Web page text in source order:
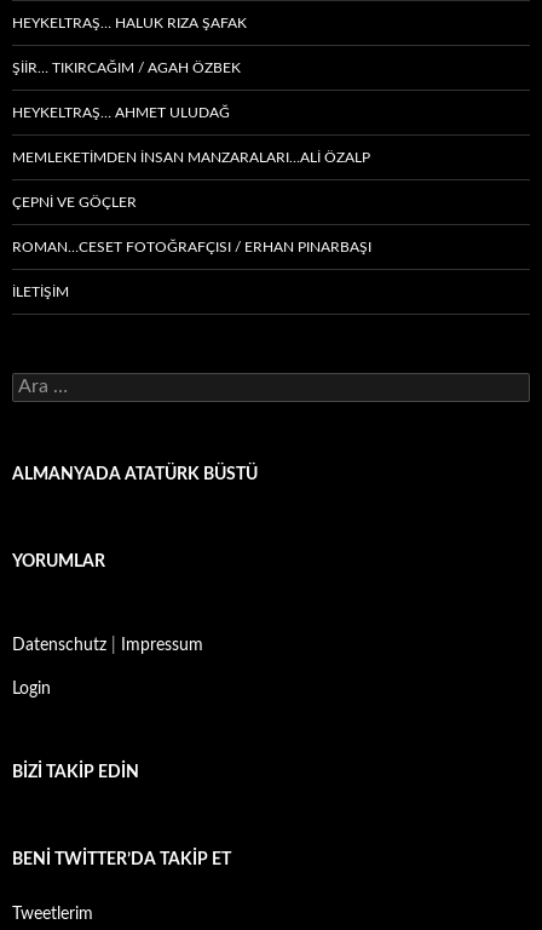
HEYKELTRAŞ… HALUK RIZA ŞAFAK
ŞIIR… TIKIRCAĞIM / AGAH ÖZBEK
HEYKELTRAŞ… AHMET ULUDAĞ
MEMLEKETIMDEN INSAN MANZARALARI…ALİ ÖZALP
ÇEPNI VE GÖÇLER
ROMAN…CESET FOTOĞRAFÇISI / ERHAN PINARBAŞI
İLETİŞİM
Arama:
ALMANYADA ATATÜRK BÜSTÜ
YORUMLAR
Datenschutz Impressum
Login
BIZI TAKIP EDIN
BENI TWITTER’DA TAKIP ET
Tweetlerim